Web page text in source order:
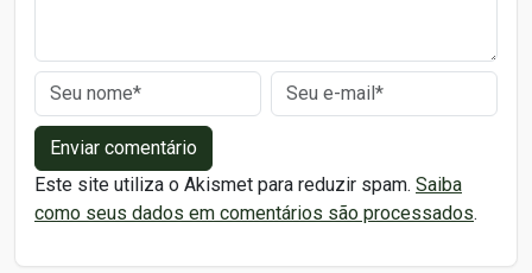
Enviar comentário
Este site utiliza o Akismet para reduzir spam. Saiba
como seus dados em comentários são processados.